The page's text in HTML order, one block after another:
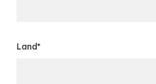
Land*